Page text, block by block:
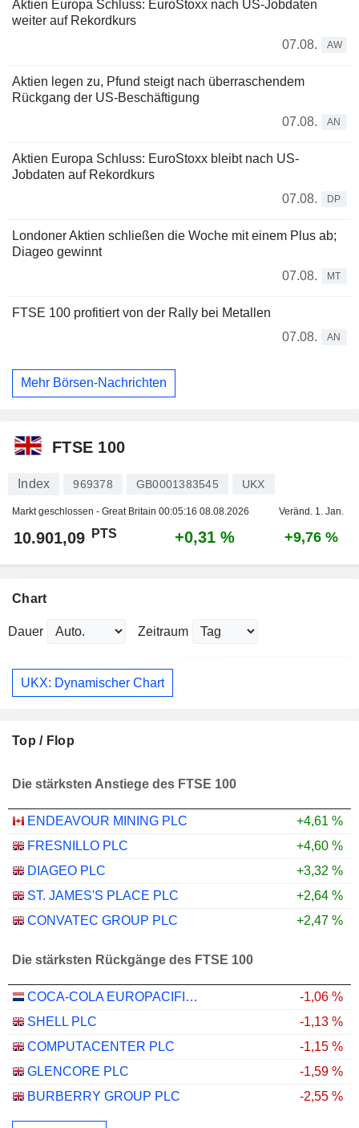
Aktien Europa Schluss: EuroStoxx nach US-Jobdaten
weiter auf Rekordkurs
07.08.
AW
Aktien legen zu, Pfund steigt nach überraschendem
Rückgang der US-Beschäftigung
07.08.
AN
Aktien Europa Schluss: EuroStoxx bleibt nach US-
Jobdaten auf Rekordkurs
07.08.
DP
Londoner Aktien schließen die Woche mit einem Plus ab;
Diageo gewinnt
07.08.
MT
FTSE 100 profitiert von der Rally bei Metallen
07.08.
AN
Mehr Börsen-Nachrichten
FTSE 100
Index 969378 GB0001383545 UKX
Markt geschlossen - Great Britain 00:05:16 08.08.2026 Veränd. 1. Jan.
10.901,09 PTS +0,31 % +9,76 %
Chart
Dauer Zeitraum
UKX: Dynamischer Chart
Top / Flop
Die stärksten Anstiege des FTSE 100
ENDEAVOUR MINING PLC
+4,61 %
FRESNILLO PLC
+4,60 %
DIAGEO PLC
+3,32 %
ST. JAMES'S PLACE PLC
+2,64 %
CONVATEC GROUP PLC
+2,47 %
Die stärksten Rückgänge des FTSE 100
COCA-COLA EUROPACIFIC PARTNERS PLC
-1,06 %
SHELL PLC
-1,13 %
COMPUTACENTER PLC
-1,15 %
GLENCORE PLC
-1,59 %
BURBERRY GROUP PLC
-2,55 %